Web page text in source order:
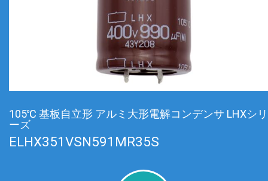
105℃ 基板自立形 アルミ大形電解コンデンサ LHXシリ
ーズ
ELHX351VSN591MR35S